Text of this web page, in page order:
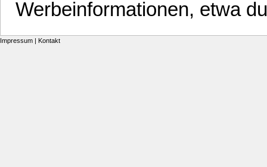
Werbeinformationen, etwa
Impressum | Kontakt